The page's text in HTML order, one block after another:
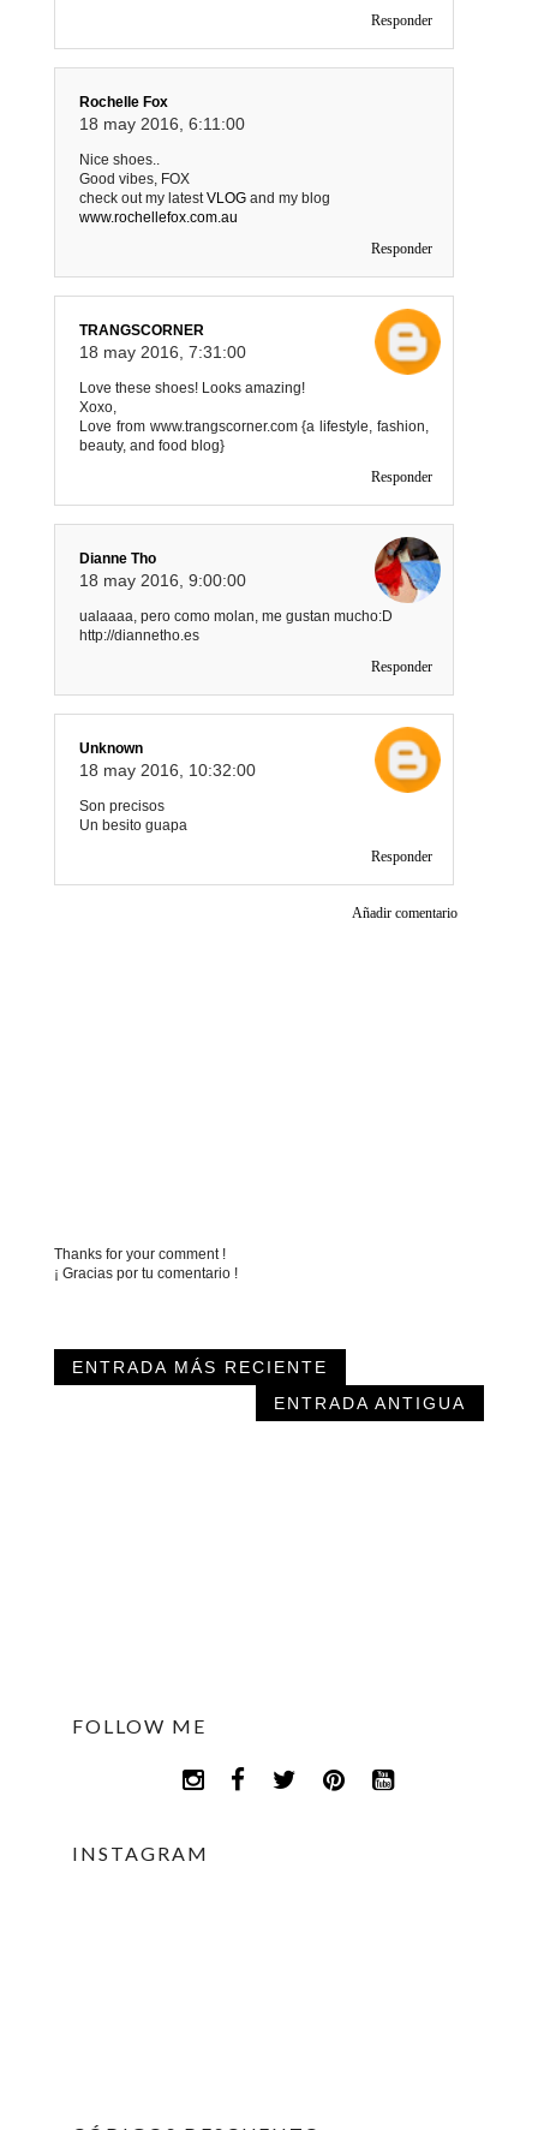
Responder
Rochelle Fox
18 may 2016, 6:11:00
Nice shoes..
Good vibes, FOX
check out my latestVLOG and my blog
www.rochellefox.com.au
Responder
TRANGSCORNER
18 may 2016, 7:31:00
Love these shoes! Looks amazing!
Xoxo,
Love from www.trangscorner.com {a lifestyle, fashion,
beauty, and food blog}
Responder
Dianne Tho
18 may 2016, 9:00:00
ualaaaa, pero como molan, me gustan mucho:D
http://diannetho.es
Responder
Unknown
18 may 2016, 10:32:00
Son precisos
Un besito guapa
Responder
Añadir comentario
Thanks for your comment !
¡ Gracias por tu comentario !
ENTRADA MÁS RECIENTE
ENTRADA ANTIGUA
FOLLOW ME
INSTAGRAM